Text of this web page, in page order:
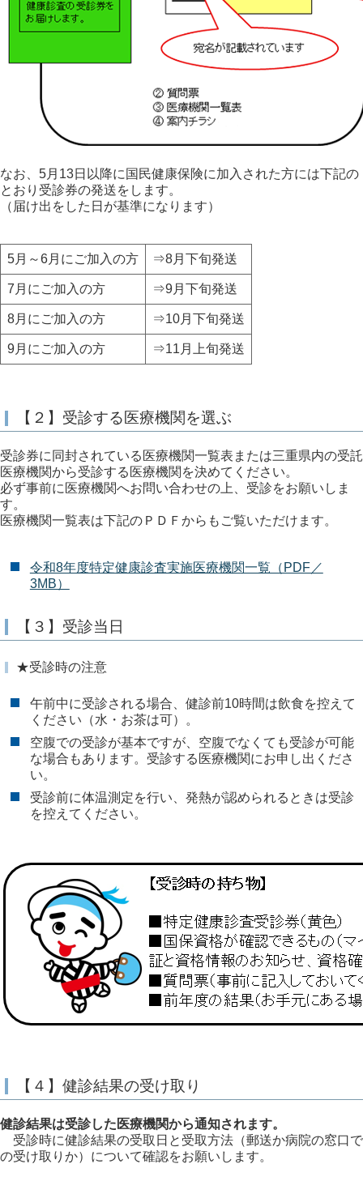
なお、5月13日以降に国民健康保険に加入された方には下記の
とおり受診券の発送をします。
（届け出をした日が基準になります）
5月～6月にご加入の方 ⇒8月下旬発送
7月にご加入の方 ⇒9月下旬発送
8月にご加入の方 ⇒10月下旬発送
9月にご加入の方 ⇒11月上旬発送
【２】受診する医療機関を選ぶ
受診券に同封されている医療機関一覧表または三重県内の受託
医療機関から受診する医療機関を決めてください。
必ず事前に医療機関へお問い合わせの上、受診をお願いしま
す。
医療機関一覧表は下記のＰＤＦからもご覧いただけます。
令和8年度特定健康診査実施医療機関一覧（PDF／
3MB）
【３】受診当日
★受診時の注意
午前中に受診される場合、健診前10時間は飲食を控えて
ください（水・お茶は可）。
空腹での受診が基本ですが、空腹でなくても受診が可能
な場合もあります。受診する医療機関にお申し出くださ
い。
受診前に体温測定を行い、発熱が認められるときは受診
を控えてください。
【４】健診結果の受け取り
健診結果は受診した医療機関から通知されます。
受診時に健診結果の受取日と受取方法（郵送か病院の窓口で
の受け取りか）について確認をお願いします。